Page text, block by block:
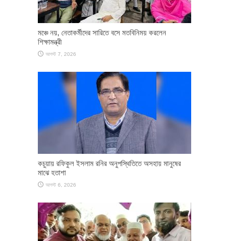
মঞ্চে নয়, নেতাকর্মীদের সারিতে বসে মতবিনিময় করলেন
শিক্ষামন্ত্রী
আগস্ট 7, 2026
কচুয়ায় রফিকুল ইসলাম রনির অনুপস্থিতিতে অসহায় মানুষের
মাঝে হতাশা
আগস্ট 6, 2026